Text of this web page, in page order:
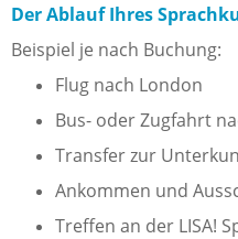
Der Ablauf Ihres
Beispiel je nach Buchung:
Flug nach London
Bus- oder Zugfahrt
Transfer zur
Ankommen und
Treffen an der LISA!